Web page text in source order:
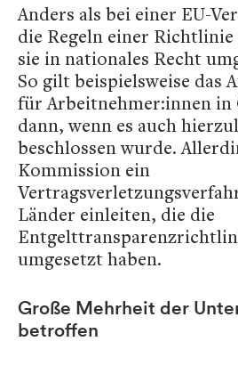
Anders als bei einer EU-
die Regeln einer
sie in nationales Recht
So gilt beispielsweise das
für Arbeitnehmer:innen in
dann, wenn es auch
beschlossen wurde.
Kommission ein
Länder einleiten, die die
umgesetzt haben.
Große Mehrheit der
betroffen